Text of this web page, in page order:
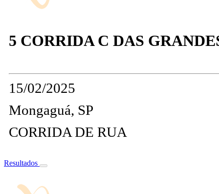
5 CORRIDA C DAS
15/02/2025
Mongaguá, SP
CORRIDA DE RUA
Resultados